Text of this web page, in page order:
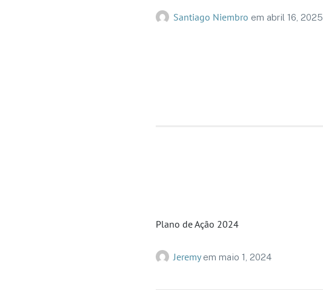
Santiago Niembro em abril 16, 2025
Plano de Ação 2024
Jeremyem maio 1, 2024